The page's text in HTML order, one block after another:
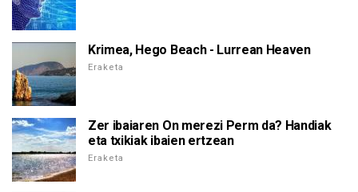
Krimea, Hego Beach - Lurrean Heaven
Eraketa
Zer ibaiaren On merezi Perm da? Handiak
eta txikiak ibaien ertzean
Eraketa